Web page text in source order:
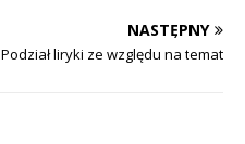
NASTĘPNY
Podział liryki ze względu na temat